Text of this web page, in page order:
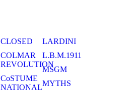
CLOSED
COLMAR
REVOLUTION
CoSTUME
NATIONAL
LARDINI
L.B.M.1911
MSGM
MYTHS